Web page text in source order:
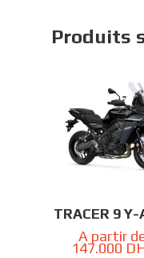
Produits
TRACER 9
A partir
147.000